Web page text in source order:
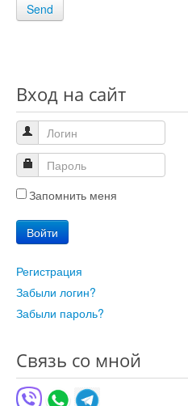
Send
Вход на сайт
Запомнить меня
Войти
Регистрация
Забыли логин?
Забыли пароль?
Связь со мной